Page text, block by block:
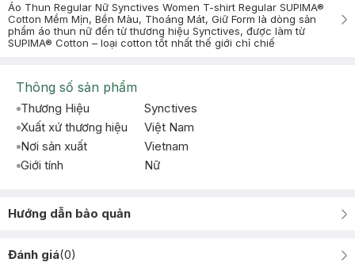
Áo Thun Regular Nữ Synctives Women T-shirt Regular SUPIMA®
Cotton Mềm Mịn, Bền Màu, Thoáng Mát, Giữ Form là dòng sản
phẩm áo thun nữ đến từ thương hiệu Synctives, được làm từ
SUPIMA® Cotton – loại cotton tốt nhất thế giới chỉ chiế
Thông số sản phẩm
Thương Hiệu
Synctives
Xuất xứ thương hiệu
Việt Nam
Nơi sản xuất
Vietnam
Giới tính
Nữ
Hướng dẫn bảo quản
Đánh giá(0)